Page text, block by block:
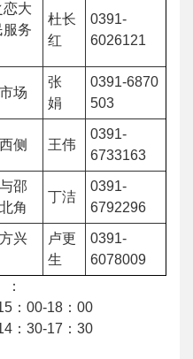
恋大
服务
杜长
红
0391-
6026121
场
张
娟
0391-6870
503
侧 王伟
0391-
6733163
邵
角
丁洁
0391-
6792296
兴
卢更
生
0391-
6078009
：00-18：00
：30-17：30